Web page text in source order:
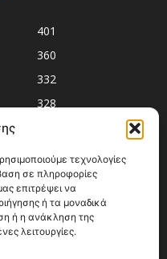
τεχνολογίες
σε πληροφορίες
επιτρέψει να
ή τα μοναδικά
ή η ανάκληση της
λειτουργίες.
401
360
332
328
293
250
246
215